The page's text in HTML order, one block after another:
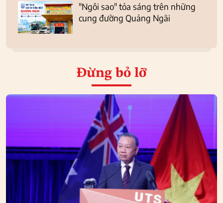
"Ngôi sao" tỏa sáng trên những
cung đường Quảng Ngãi
Đừng bỏ lỡ